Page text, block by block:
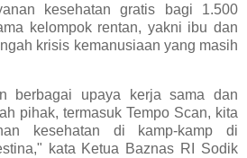
kesehatan gratis bagi 1.500
kelompok rentan, yakni ibu dan
krisis kemanusiaan yang masih
berbagai upaya kerja sama dan
pihak, termasuk Tempo Scan, kita
kesehatan di kamp-kamp di
kata Ketua Baznas RI Sodik